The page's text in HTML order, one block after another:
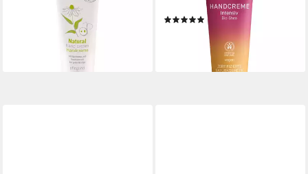
Handcreme 125ml
lieferbar - in 3-4 Werktagen bei dir
Intensiv Shea, 75 ml
(1)
(26,53 €/ 1 l)
lieferbar - in 3-4 Werktagen bei dir